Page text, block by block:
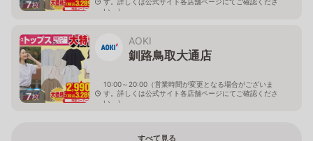
7枚
い。）
7枚
AOKI
釧路鳥取大通店
10:00～20:00（営業時間が変更となる場合がございま
す。詳しくは公式サイト各店舗ページにてご確認くださ
い。）
すべて見る